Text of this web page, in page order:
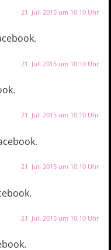
21. Juli 2015 um 10:10 Uhr
21. Juli 2015 um 10:10 Uhr
21. Juli 2015 um 10:10 Uhr
21. Juli 2015 um 10:10 Uhr
21. Juli 2015 um 10:10 Uhr